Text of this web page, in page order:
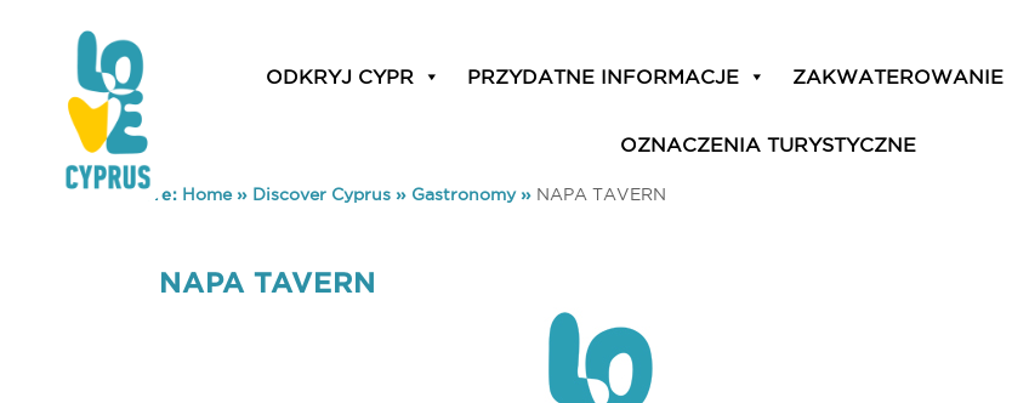
ODKRYJ CYPR PRZYDATNE INFORMACJE ZAKWATEROWANIE
OZNACZENIA TURYSTYCZNE
You are here: Home» Discover Cyprus » Gastronomy» NAPA TAVERN
NAPA TAVERN